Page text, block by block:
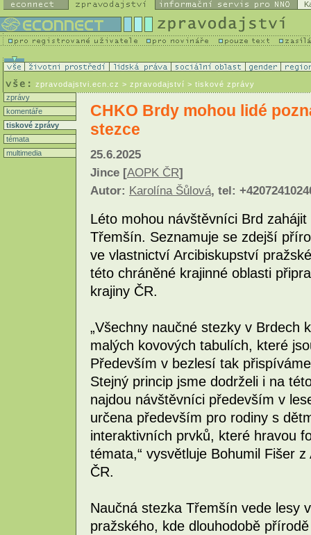
zpravodajstvi.ecn.cz > zpravodajství > tiskové zprávy
zprávy
komentáře
tiskové zprávy
témata
multimedia
CHKO Brdy mohou lidé
stezce
25.6.2025
Jince [AOPK ČR]
Autor: Karolína Šůlová, tel:
Léto mohou návštěvníci Brd
Třemšín. Seznamuje se zdejší
ve vlastnictví Arcibiskupství
této chráněné krajinné oblasti
krajiny ČR.
„Všechny naučné stezky v Brdech
malých kovových tabulích, které
Především v bezlesí tak
Stejný princip jsme dodrželi i na
najdou návštěvníci především v
určena především pro rodiny s
interaktivních prvků, které hravou
témata,“ vysvětluje Bohumil Fišer
ČR.
Naučná stezka Třemšín vede lesy
pražského, kde dlouhodobě